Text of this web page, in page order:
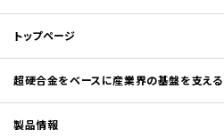
トップページ
超硬合金をベースに産業界の基盤を支える
製品情報